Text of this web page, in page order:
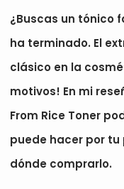
¿Buscas un tónico
ha terminado. El
clásico en la
motivos! En mi
From Rice Toner
puede hacer por tu
dónde comprarlo.